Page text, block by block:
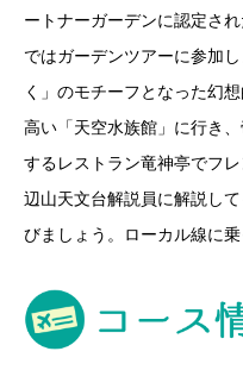
ートナーガーデンに認定さ
ではガーデンツアーに参加
く」のモチーフとなった幻
高い「天空水族館」に行き
するレストラン竜神亭でフ
辺山天文台解説員に解説し
びましょう。ローカル線に